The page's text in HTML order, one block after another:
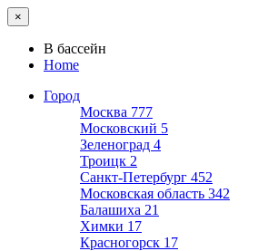
×
В бассейн
Home
Город
Москва 777
Московский 5
Зеленоград 4
Троицк 2
Санкт-Петербург 452
Московская область 342
Балашиха 21
Химки 17
Красногорск 17